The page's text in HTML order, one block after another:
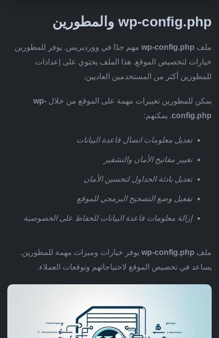
wp-config.php والمطورين
ملف wp-config.php مهم جدًا في ووردبريس. يوفر للمطورين
خيارات لتخصيص الموقع. هذا الملف يحتوي على إعدادات
للمطورين أكثر من المستخدمين العاديين.
يمكن للمطورين تغييرات مهمة على الموقع من خلال wp-
config.php. يمكنهم:
تعديل معلومات اتصال قاعدة البيانات
تغيير مفاتيح الأمان والتشفير
تعديل بادئة الجداول لتحسين الأمان
تفعيل وضع التصحيح البرمجي للموقع
إزالة معلومات قاعدة البيانات للحفاظ على الخصوصية
ملف wp-config.php يوفر خيارات وميزات مهمة للمطورين.
يساعد في تخصيص الموقع لاحتياجاتهم وتوقعات العملاء.